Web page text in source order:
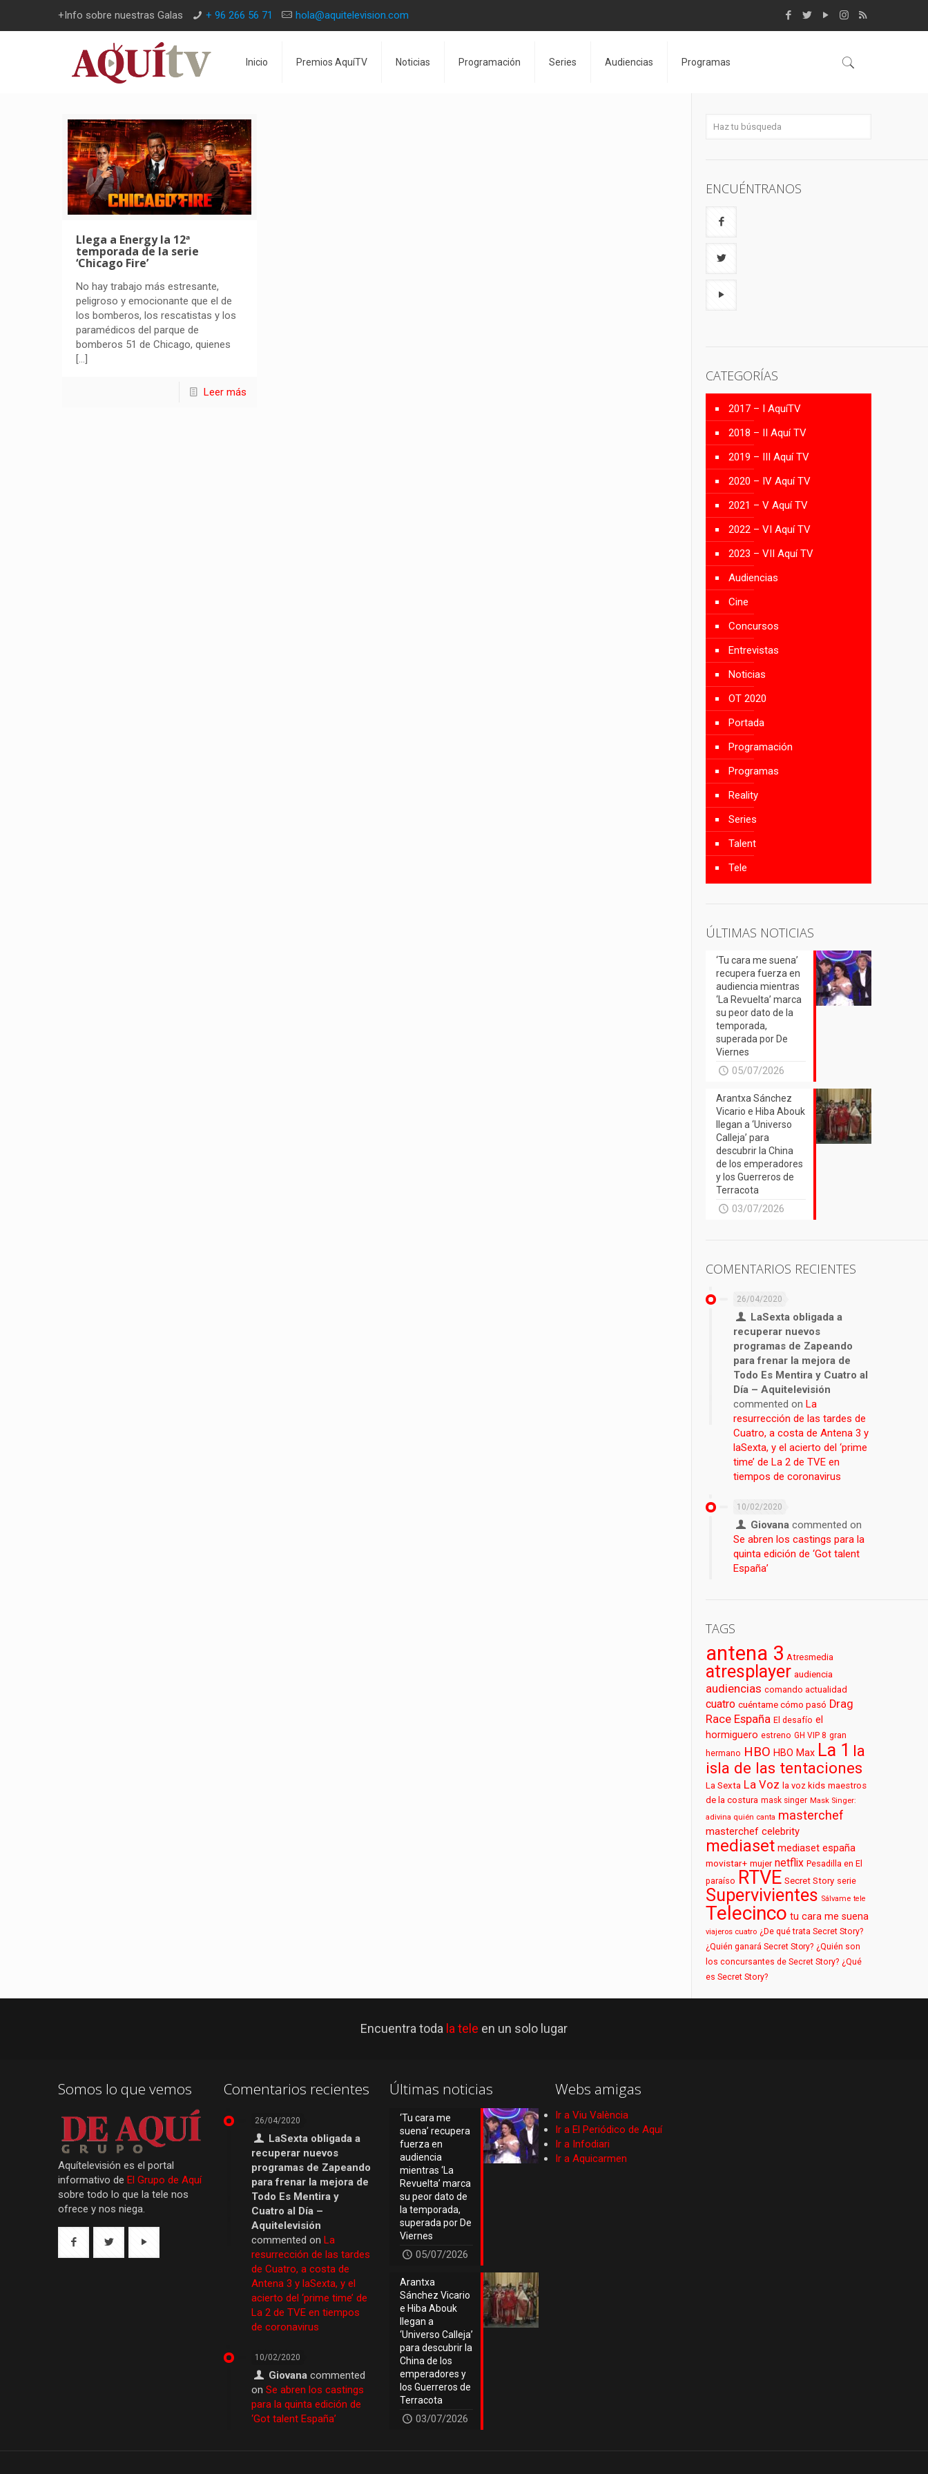
+Info sobre nuestras Galas + 96 266 56 71 hola@aquitelevision.com
Inicio Premios AquíTV Noticias Programación Series Audiencias Programas
Llega a Energy la 12ª
temporada de la serie
‘Chicago Fire’
No hay trabajo más estresante,
peligroso y emocionante que el de
los bomberos, los rescatistas y los
paramédicos del parque de
bomberos 51 de Chicago, quienes
[…]
Leer más
ENCUÉNTRANOS
CATEGORÍAS
2017 – I AquíTV
2018 – II Aquí TV
2019 – III Aquí TV
2020 – IV Aquí TV
2021 – V Aquí TV
2022 – VI Aquí TV
2023 – VII Aquí TV
Audiencias
Cine
Concursos
Entrevistas
Noticias
OT 2020
Portada
Programación
Programas
Reality
Series
Talent
Tele
ÚLTIMAS NOTICIAS
‘Tu cara me suena’
recupera fuerza en
audiencia mientras
‘La Revuelta’ marca
su peor dato de la
temporada,
superada por De
Viernes
05/07/2026
Arantxa Sánchez
Vicario e Hiba Abouk
llegan a ‘Universo
Calleja’ para
descubrir la China
de los emperadores
y los Guerreros de
Terracota
03/07/2026
COMENTARIOS RECIENTES
26/04/2020
LaSexta obligada a
recuperar nuevos
programas de Zapeando
para frenar la mejora de
Todo Es Mentira y Cuatro al
Día – Aquitelevisión
commented onLa
resurrección de las tardes de
Cuatro, a costa de Antena 3 y
laSexta, y el acierto del ‘prime
time’ de La 2 de TVE en
tiempos de coronavirus
10/02/2020
Giovana commented on
Se abren los castings para la
quinta edición de ‘Got talent
España’
TAGS
antena 3 Atresmedia
atresplayer audiencia
audiencias comando actualidad
cuatro cuéntame cómo pasó Drag
Race España El desafío el
hormiguero estreno GH VIP 8 gran
hermano HBO HBO Max La 1 la
isla de las tentaciones
La Sexta La Voz la voz kids maestros
de la costura mask singer Mask Singer:
adivina quién canta masterchef
masterchef celebrity
mediaset mediaset españa
movistar+ mujer netflix Pesadilla en El
paraíso RTVE Secret Story serie
Supervivientes Sálvame tele
Telecinco tu cara me suena
viajeros cuatro ¿De qué trata Secret Story?
¿Quién ganará Secret Story? ¿Quién son
los concursantes de Secret Story? ¿Qué
es Secret Story?
Encuentra toda la tele en un solo lugar
Somos lo que vemos
Aquítelevisión es el portal
informativo de El Grupo de Aquí
sobre todo lo que la tele nos
ofrece y nos niega.
Comentarios recientes
26/04/2020
LaSexta obligada a
recuperar nuevos
programas de Zapeando
para frenar la mejora de
Todo Es Mentira y
Cuatro al Día –
Aquitelevisión
commented on La
resurrección de las tardes
de Cuatro, a costa de
Antena 3 y laSexta, y el
acierto del ‘prime time’ de
La 2 de TVE en tiempos
de coronavirus
10/02/2020
Giovana commented
on Se abren los castings
para la quinta edición de
‘Got talent España’
Últimas noticias
‘Tu cara me
suena’ recupera
fuerza en
audiencia
mientras ‘La
Revuelta’ marca
su peor dato de
la temporada,
superada por De
Viernes
05/07/2026
Arantxa
Sánchez Vicario
e Hiba Abouk
llegan a
‘Universo Calleja’
para descubrir la
China de los
emperadores y
los Guerreros de
Terracota
03/07/2026
Webs amigas
Ir a Viu València
Ir a El Periódico de Aquí
Ir a Infodiari
Ir a Aquicarmen